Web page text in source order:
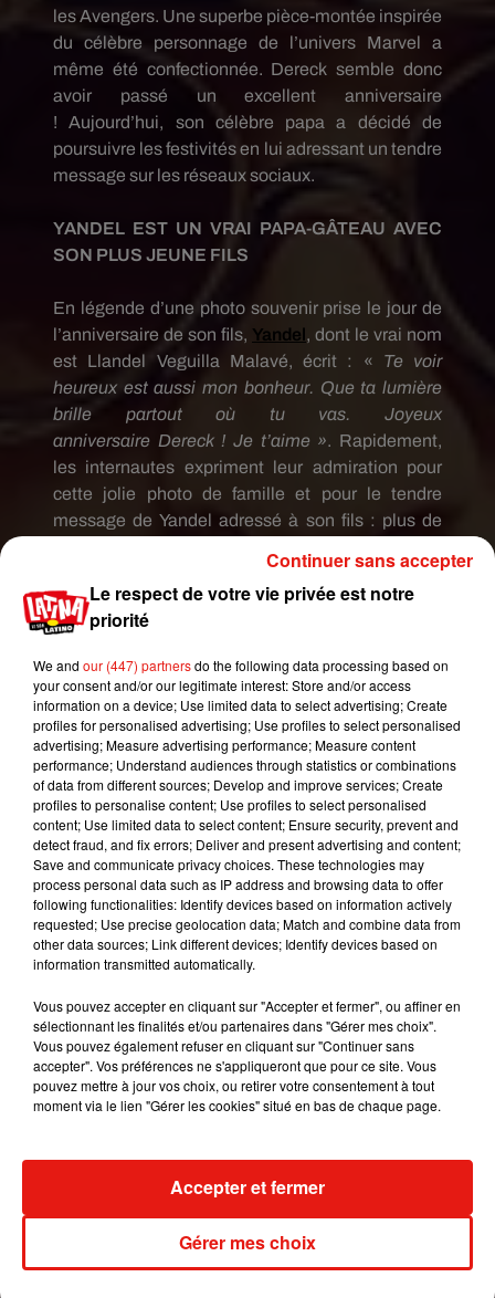
lesAvengers. Une superbe pièce-montée inspirée
du célèbre personnage de l’univers
Marvel
a
même été confectionnée. Dereck semble donc
avoir passé un excellent anniversaire
!
Aujourd’hui, son célèbre papa a décidé de
poursuivre les festivités en lui adressant un tendre
message sur les réseaux sociaux.
YANDEL EST UN VRAI PAPA-GÂTEAU AVEC
SON PLUS JEUNE FILS
En légende d’une photo souvenir prise le jour de
l’anniversaire de son fils, Yandel , dont le vrai nom
est Llandel Veguilla Malavé, écrit : « Te voir
heureux est aussi mon bonheur. Que ta lumière
brille partout où tu vas. Joyeux
anniversaire Dereck! Je t’aime ». Rapidement,
les internautes expriment leur admiration pour
cette jolie photo de famille et pour le tendre
message de Yandel adressé à son fils : plus de
commentaires dans lesquels
Dereck
reçoit
encore une multitude de messages
d’anniversaire.
Après plusieurs années
d’absence,
Yandel y Wisin
ont récemment
annoncé leur grand retour dans l’industrie
musicale.
Ils viennent d’ailleurs de signer
plusieurs succès, comme avec la
chansonPeligrosaen duo avec JBalvin. Les deux
acolytes de longue date ont également confirmé
leur retour sur scène avec une grande tournée
mondiale.
Le respect de votre vie privée est notre
priorité
We and our (447) partnersdo the following data processing based on
your consent and/or our legitimate interest: Store and/or access
information on a device; Use limited data to select advertising; Create
profiles for personalised advertising; Use profiles to select personalised
advertising; Measure advertising performance; Measure content
performance; Understand audiences through statistics or combinations
of data from different sources; Develop and improve services; Create
profiles to personalise content; Use profiles to select personalised
content; Use limited data to select content; Ensure security, prevent and
detect fraud, and fix errors; Deliver and present advertising and content;
Save and communicate privacy choices. These technologies may
process personal data such as IP address and browsing data to offer
following functionalities: Identify devices based on information actively
requested; Use precise geolocation data; Match and combine data from
other data sources; Link different devices; Identify devices based on
information transmitted automatically.
Vous pouvez accepter en cliquant sur "Accepter et fermer", ou affiner en
sélectionnant les finalités et/ou partenaires dans "Gérer mes choix".
Vous pouvez également refuser en cliquant sur "Continuer sans
accepter". Vos préférences ne s'appliqueront que pour ce site. Vous
pouvez mettre à jour vos choix, ou retirer votre consentement à tout
moment via le lien "Gérer les cookies" situé en bas de chaque page.
Gérer mes choix
Accepter et fermer
Continuer sans accepter